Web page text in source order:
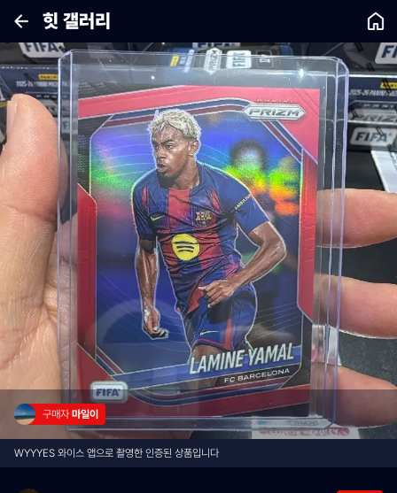
힛 갤러리
구매자 마일이
WYYYES 와이스 앱으로 촬영한 인증된 상품입니다